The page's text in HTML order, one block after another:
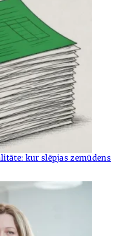
kur slēpjas zemūdens